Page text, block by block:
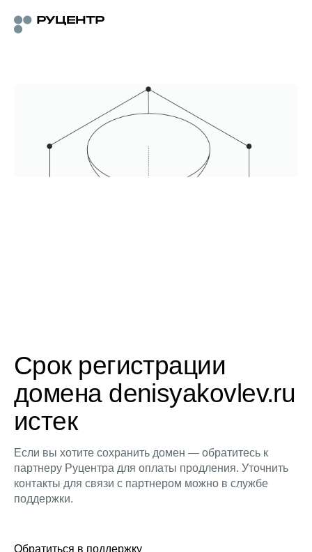
Срок регистрации
домена denisyakovlev.ru
истек
Если вы хотите сохранить домен — обратитесь к
партнеру Руцентра для оплаты продления. Уточнить
контакты для связи с партнером можно в службе
поддержки.
Обратиться в поддержку